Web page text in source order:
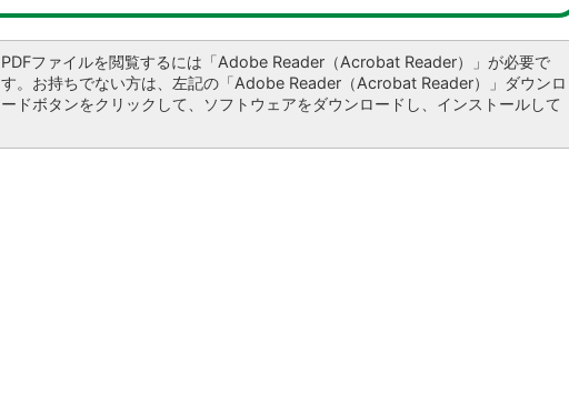
PDFファイルを閲覧するには「Adobe Reader（Acrobat Reader）」が必要で
す。お持ちでない方は、左記の「Adobe Reader（Acrobat Reader）」ダウンロ
ードボタンをクリックして、ソフトウェアをダウンロードし、インストールして